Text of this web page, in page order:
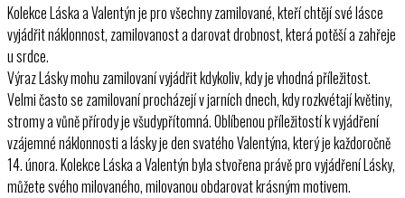
Kolekce Láska a Valentýn je pro všechny zamilované, kteří chtějí své lásce
vyjádřit náklonnost, zamilovanost a darovat drobnost, která potěší a zahřeje
u srdce.
Výraz Lásky mohu zamilovaní vyjádřit kdykoliv, kdy je vhodná příležitost.
Velmi často se zamilovaní procházejí v jarních dnech, kdy rozkvétají květiny,
stromy a vůně přírody je všudypřítomná. Oblíbenou příležitostí k vyjádření
vzájemné náklonnosti a lásky je den svatého Valentýna, který je každoročně
14. února. Kolekce Láska a Valentýn byla stvořena právě pro vyjádření Lásky,
můžete svého milovaného, milovanou obdarovat krásným motivem.